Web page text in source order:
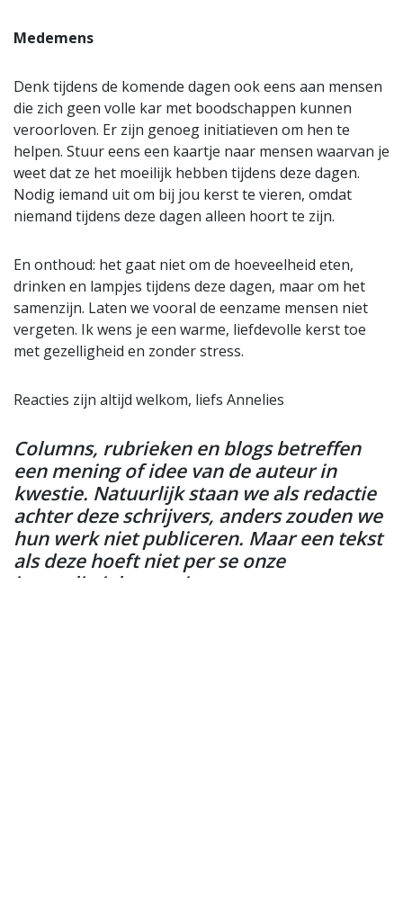
Medemens
Denk tijdens de komende dagen ook eens aan mensen
die zich geen volle kar met boodschappen kunnen
veroorloven. Er zijn genoeg initiatieven om hen te
helpen. Stuur eens een kaartje naar mensen waarvan je
weet dat ze het moeilijk hebben tijdens deze dagen.
Nodig iemand uit om bij jou kerst te vieren, omdat
niemand tijdens deze dagen alleen hoort te zijn.
En onthoud: het gaat niet om de hoeveelheid eten,
drinken en lampjes tijdens deze dagen, maar om het
samenzijn. Laten we vooral de eenzame mensen niet
vergeten. Ik wens je een warme, liefdevolle kerst toe
met gezelligheid en zonder stress.
Reacties zijn altijd welkom, liefs Annelies
Columns, rubrieken en blogs betreffen
een mening of idee van de auteur in
kwestie. Natuurlijk staan we als redactie
achter deze schrijvers, anders zouden we
hun werk niet publiceren. Maar een tekst
als deze hoeft niet per se onze
journalistieke mening te